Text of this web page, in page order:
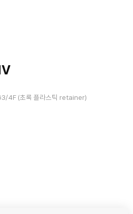
4F (초록 플라스틱 retainer)